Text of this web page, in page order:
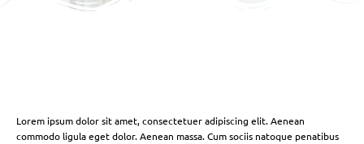
Lorem ipsum dolor sit amet, consectetuer adipiscing elit. Aenean
commodo ligula eget dolor. Aenean massa. Cum sociis natoque penatibus